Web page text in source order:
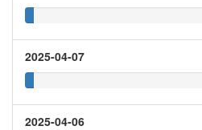
2025-04-07
2025-04-06